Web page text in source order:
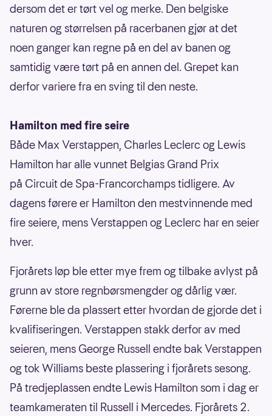
dersom det er tørt vel og merke. Den belgiske
naturen og størrelsen på racerbanen gjør at det
noen ganger kan regne på en del av banen og
samtidig være tørt på en annen del. Grepet kan
derfor variere fra en sving til den neste.
Hamilton med fire seire
Både Max Verstappen, Charles Leclerc og Lewis
Hamilton har alle vunnet Belgias Grand Prix
på Circuit de Spa-Francorchamps tidligere. Av
dagens førere er Hamilton den mestvinnende med
fire seiere, mens Verstappen og Leclerc har en seier
hver.
Fjorårets løp ble etter mye frem og tilbake avlyst på
grunn av store regnbørsmengder og dårlig vær.
Førerne ble da plassert etter hvordan de gjorde det i
kvalifiseringen. Verstappen stakk derfor av med
seieren, mens George Russell endte bak Verstappen
og tok Williams beste plassering i fjorårets sesong.
På tredjeplassen endte Lewis Hamilton som i dag er
teamkameraten til Russell i Mercedes. Fjorårets 2.